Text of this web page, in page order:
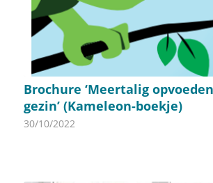
Brochure ‘Meertalig
gezin’ (Kameleon-boekje)
30/10/2022